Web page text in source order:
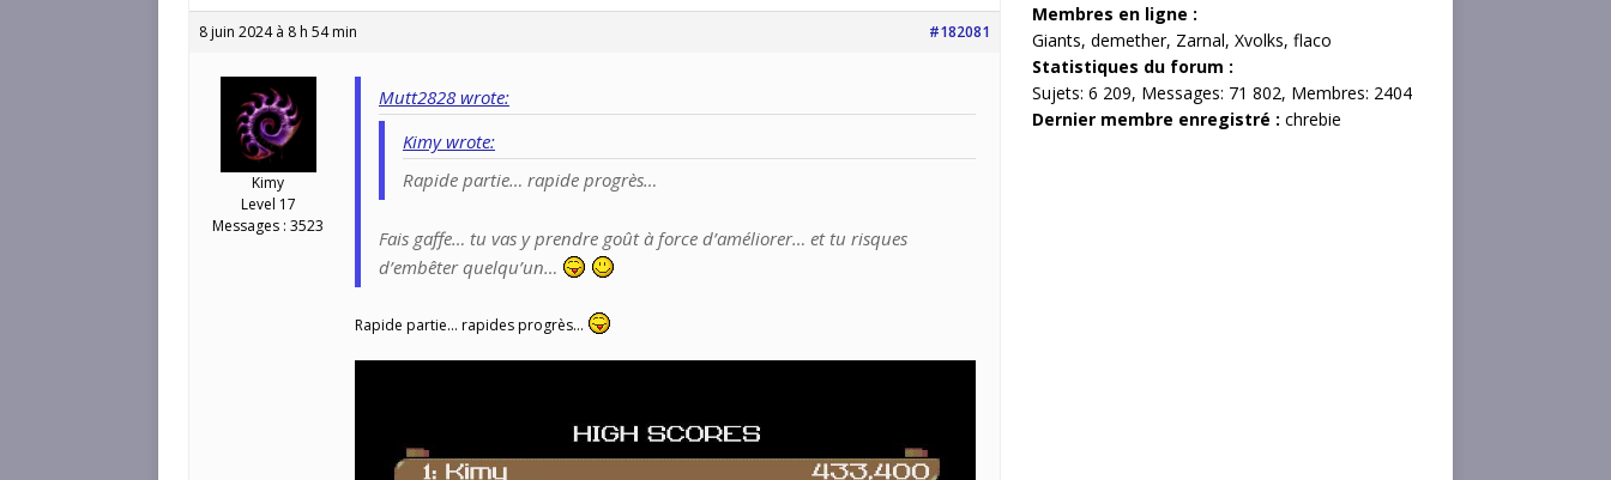
8 juin 2024 à 8 h 54 min #182081
Kimy
Level 17
Messages : 3523
Mutt2828 wrote:
Kimy wrote:
Rapide partie… rapide progrès…
Fais gaffe… tu vas y prendre goût à force d’améliorer… et tu risques
d’embêter quelqu’un…
Rapide partie… rapides progrès…
Membres en ligne :
Giants, demether, Zarnal, Xvolks, flaco
Statistiques du forum :
Sujets: 6 209, Messages: 71 802, Membres: 2404
Dernier membre enregistré : chrebie